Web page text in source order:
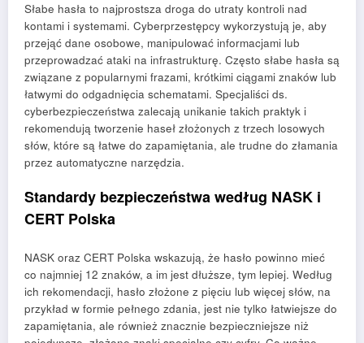
Słabe hasła to najprostsza droga do utraty kontroli nad
kontami i systemami. Cyberprzestępcy wykorzystują je, aby
przejąć dane osobowe, manipulować informacjami lub
przeprowadzać ataki na infrastrukturę. Często słabe hasła są
związane z popularnymi frazami, krótkimi ciągami znaków lub
łatwymi do odgadnięcia schematami. Specjaliści ds.
cyberbezpieczeństwa zalecają unikanie takich praktyk i
rekomendują tworzenie haseł złożonych z trzech losowych
słów, które są łatwe do zapamiętania, ale trudne do złamania
przez automatyczne narzędzia.
Standardy bezpieczeństwa według NASK i
CERT Polska
NASK oraz CERT Polska wskazują, że hasło powinno mieć
co najmniej 12 znaków, a im jest dłuższe, tym lepiej. Według
ich rekomendacji, hasło złożone z pięciu lub więcej słów, na
przykład w formie pełnego zdania, jest nie tylko łatwiejsze do
zapamiętania, ale również znacznie bezpieczniejsze niż